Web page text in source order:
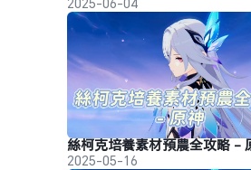
絲柯克培養素材預農全攻略 -
2025-05-16